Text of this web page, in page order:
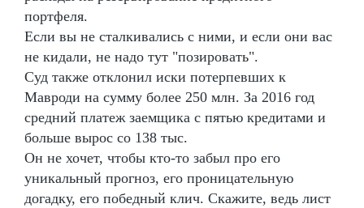
портфеля.
Если вы не сталкивались с ними, и если они вас
не кидали, не надо тут "позировать".
Суд также отклонил иски потерпевших к
Мавроди на сумму более 250 млн. За 2016 год
средний платеж заемщика с пятью кредитами и
больше вырос со 138 тыс.
Он не хочет, чтобы кто-то забыл про его
уникальный прогноз, его проницательную
догадку, его победный клич. Скажите, ведь лист